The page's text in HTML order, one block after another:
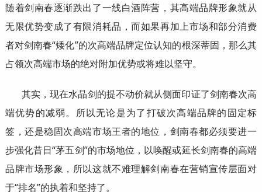
随着剑南春逐渐跌出了一线白酒阵营，其高端品牌形象就从
无限优势变成了有限消耗品，而如果再加上市场和部分消费
者对剑南春“矮化”的次高端品牌定位认知的根深蒂固，那么其
占领次高端市场的绝对附加优势或将难以坚守。
其实，现在水晶剑的提不动价就从侧面印证了剑南春次高
端优势的减弱。所以无论是为了打破次高端品牌的固定标
签，还是稳固次高端市场王者的地位，剑南春都必须要进一
步强化昔日“茅五剑”的市场地位，以唤醒或延长剑南春的高端
品牌市场形象，所以这就不难理解剑南春在营销宣传层面对
于“排名”的执着和坚持了。